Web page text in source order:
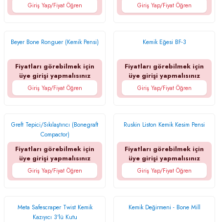
Giriş Yap/Fiyat Öğren Giriş Yap/Fiyat Öğren
Beyer Bone Ronguer (Kemik Pensi)
Fiyatları görebilmek için
üye girişi yapmalısınız
Giriş Yap/Fiyat Öğren
Kemik Eğesi BF-3
Fiyatları görebilmek için
üye girişi yapmalısınız
Giriş Yap/Fiyat Öğren
Greft Tepici/Sıkılaştırıcı (Bonegraft
Compactor)
Fiyatları görebilmek için
üye girişi yapmalısınız
Giriş Yap/Fiyat Öğren
Ruskin Liston Kemik Kesim Pensi
Fiyatları görebilmek için
üye girişi yapmalısınız
Giriş Yap/Fiyat Öğren
Meta Safescraper Twist Kemik
Kazıyıcı 3'lü Kutu
Kemik Değirmeni - Bone Mill